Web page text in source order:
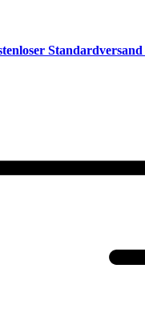
Standardversand